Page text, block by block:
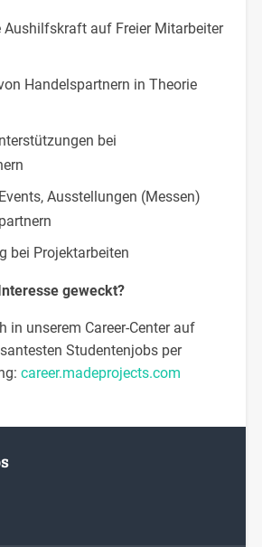
Aushilfskraft auf Freier Mitarbeiter
Handelspartnern in Theorie
bei
Ausstellungen (Messen)
bei Projektarbeiten
geweckt?
in unserem Career-Center auf
Studentenjobs per
career.madeprojects.com